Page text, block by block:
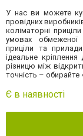
У нас ви можете
провідних
коліматорні
умовах обмеженої
приціли та
ідеальне
різницю між
точність – обирайте
Є в наявності